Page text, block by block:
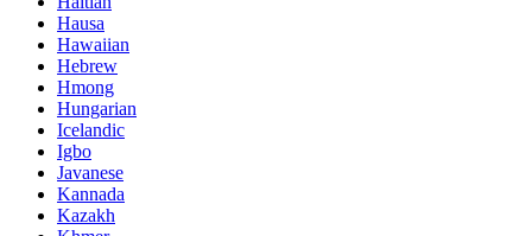
Hausa
Hawaiian
Hebrew
Hmong
Hungarian
Icelandic
Igbo
Javanese
Kannada
Kazakh